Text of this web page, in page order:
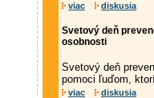
viac diskusia
Svetový deň
osobnosti
Svetový deň
pomoci ľuďom,
viac diskusia